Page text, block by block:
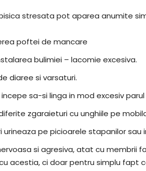
stresata pot aparea anumite
poftei de mancare
bulimiei – lacomie excesiva.
diaree si varsaturi.
incepe sa-si linga in mod excesiv
zgaraieturi cu unghiile pe
urineaza pe picioarele stapanilor sau
si agresiva, atat cu membrii
acestia, ci doar pentru simplu fapt